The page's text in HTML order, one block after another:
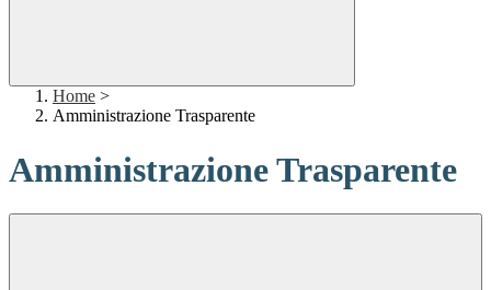
Home >
Amministrazione Trasparente
Amministrazione Trasparente